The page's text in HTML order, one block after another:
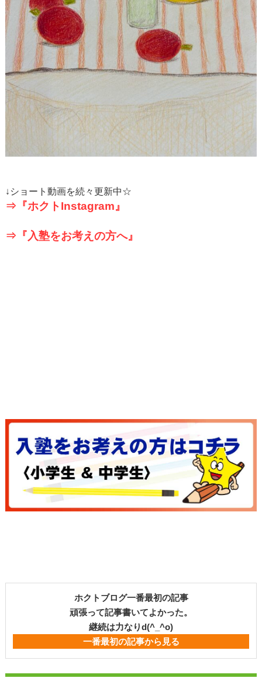
↓ ショート動画を続々更新中☆
⇒『ホクトInstagram 』
⇒『入塾をお考えの方へ』
ホクトブログ一番最初の記事
頑張って記事書いてよかった。
継続は力なりd(^_^o)
一番最初の記事から見る